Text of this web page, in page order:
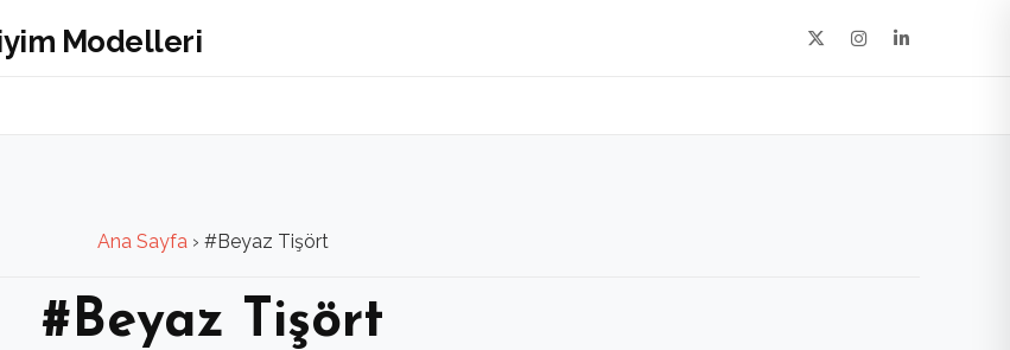
Ana Sayfa › #Beyaz Tişört
#Beyaz Tişört